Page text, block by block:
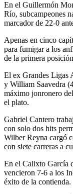
En el Guillermón
Río, subcampeones
marcador de 22-0
Apenas en cinco
para fumigar a los
de la primera
El ex Grandes Ligas
y William Saavedra
máximo jonronero
el plato.
Gabriel Cantero
con solo dos hits
Wilber Reyna cargó
con siete carreras a
En el Calixto García
vencieron 7-6 a los
éxito de la contienda.